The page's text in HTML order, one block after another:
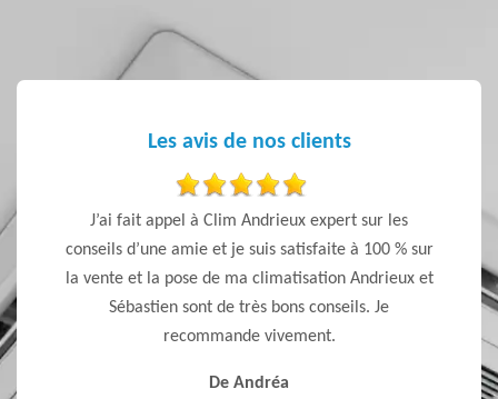
Les avis de nos clients
tout.
J’ai fait appel à Clim Andrieux expert sur les
conseils d’une amie et je suis satisfaite à 100 % sur
la vente et la pose de ma climatisation Andrieux et
Sébastien sont de très bons conseils. Je
recommande vivement.
De Andréa